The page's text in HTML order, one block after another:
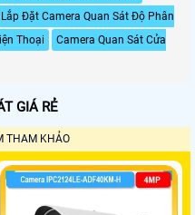
Lắp Đặt Camera Quan Sát Độ Phân
Thoại
Camera Quan Sát Cửa
GIÁ RẺ
THAM KHẢO